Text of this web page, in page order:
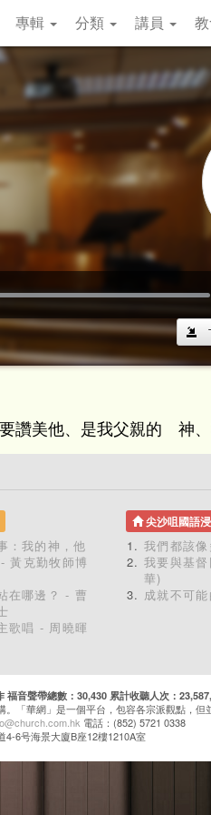
專輯 分類 講員
讚美他、是我父親的 神、
：我的神，他
黃克勤牧師博
在哪邊？ - 曹
歌唱 - 周曉暉
尖沙咀國語
我們都該
我要與基
華)
成就不可
福音聲帶總數：30,430 累計收聽人次：
「華網」是一個平台，包容各宗派觀點，但
電話：(852) 5721 0338
4-6号海景大廈B座12樓1210A室